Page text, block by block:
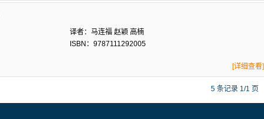
译者：马连福 赵颖 高楠
ISBN：9787111292005
[详细查看]
5 条记录 1/1 页